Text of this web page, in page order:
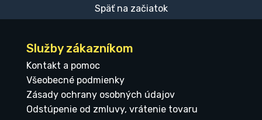
Späť na začiatok
Služby zákazníkom
Kontakt a pomoc
Všeobecné podmienky
Zásady ochrany osobných údajov
Odstúpenie od zmluvy, vrátenie tovaru